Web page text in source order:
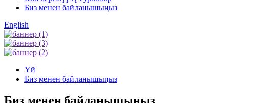
Биз менен байланышыңыз
English
Үй
Биз менен байланышыңыз